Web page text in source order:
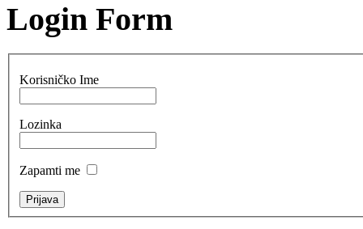
Login Form
Korisničko Ime
Lozinka
Zapamti me